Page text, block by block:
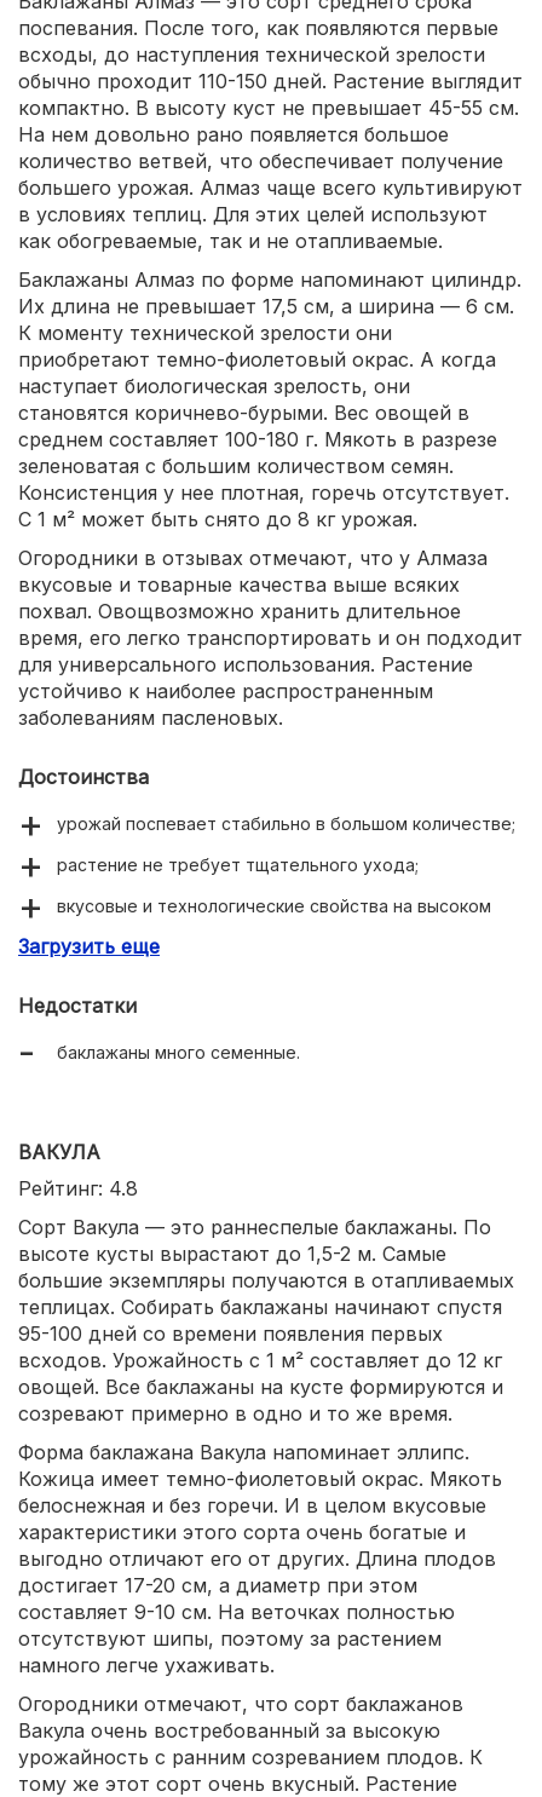
поспевания. После того, как появляются первые
всходы, до наступления технической зрелости
обычно проходит 110-150 дней. Растение выглядит
компактно. В высоту куст не превышает 45-55 см.
На нем довольно рано появляется большое
количество ветвей, что обеспечивает получение
большего урожая. Алмаз чаще всего культивируют
в условиях теплиц. Для этих целей используют
как обогреваемые, так и не отапливаемые.
Баклажаны Алмаз по форме напоминают цилиндр.
Их длина не превышает 17,5 см, а ширина — 6 см.
К моменту технической зрелости они
приобретают темно-фиолетовый окрас. А когда
наступает биологическая зрелость, они
становятся коричнево-бурыми. Вес овощей в
среднем составляет 100-180 г. Мякоть в разрезе
зеленоватая с большим количеством семян.
Консистенция у нее плотная, горечь отсутствует.
С 1 м² может быть снято до 8 кг урожая.
Огородники в отзывах отмечают, что у Алмаза
вкусовые и товарные качества выше всяких
похвал. Овощвозможно хранить длительное
время, его легко транспортировать и он подходит
для универсального использования. Растение
устойчиво к наиболее распространенным
заболеваниям пасленовых.
Достоинства
урожай поспевает стабильно в большом количестве;
растение не требует тщательного ухода;
вкусовые и технологические свойства на высоком
Загрузить еще
Недостатки
баклажаны много семенные.
ВАКУЛА
Рейтинг: 4.8
Сорт Вакула — это раннеспелые баклажаны. По
высоте кусты вырастают до 1,5-2 м. Самые
большие экземпляры получаются в отапливаемых
теплицах. Собирать баклажаны начинают спустя
95-100 дней со времени появления первых
всходов. Урожайность с 1 м² составляет до 12 кг
овощей. Все баклажаны на кусте формируются и
созревают примерно в одно и то же время.
Форма баклажана Вакула напоминает эллипс.
Кожица имеет темно-фиолетовый окрас. Мякоть
белоснежная и без горечи. И в целом вкусовые
характеристики этого сорта очень богатые и
выгодно отличают его от других. Длина плодов
достигает 17-20 см, а диаметр при этом
составляет 9-10 см. На веточках полностью
отсутствуют шипы, поэтому за растением
намного легче ухаживать.
Огородники отмечают, что сорт баклажанов
Вакула очень востребованный за высокую
урожайность с ранним созреванием плодов. К
тому же этот сорт очень вкусный. Растение